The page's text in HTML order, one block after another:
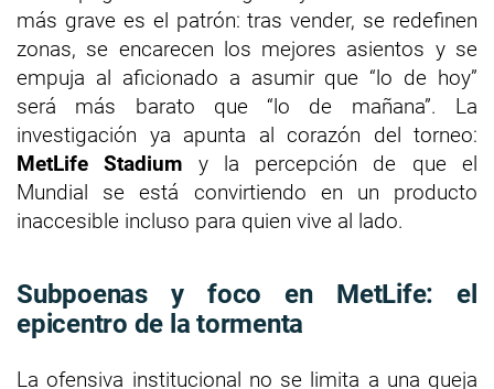
más grave es el patrón: tras vender, se redefinen
zonas, se encarecen los mejores asientos y se
empuja al aficionado a asumir que “lo de hoy”
será más barato que “lo de mañana”. La
investigación ya apunta al corazón del torneo:
MetLife Stadium y la percepción de que el
Mundial se está convirtiendo en un producto
inaccesible incluso para quien vive al lado.
Subpoenas y foco en MetLife: el
epicentro de la tormenta
La ofensiva institucional no se limita a una queja